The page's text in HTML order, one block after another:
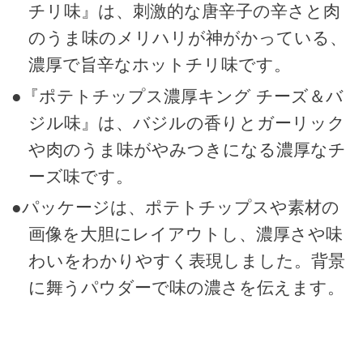
チリ味』は、刺激的な唐辛子の辛さと肉
のうま味のメリハリが神がかっている、
濃厚で旨辛なホットチリ味です。
●『ポテトチップス濃厚キング チーズ＆バ
ジル味』は、バジルの香りとガーリック
や肉のうま味がやみつきになる濃厚なチ
ーズ味です。
●パッケージは、ポテトチップスや素材の
画像を大胆にレイアウトし、濃厚さや味
わいをわかりやすく表現しました。背景
に舞うパウダーで味の濃さを伝えます。